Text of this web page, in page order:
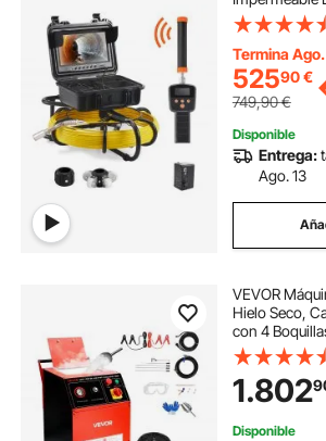
12 LED
Tarjeta SD de
Alcantarillado
en Hogar
Termina
52590€
749,90€
Disponible
Entrega:
Ago. 13
VEVOR
Hielo Seco,
con 4
de Hielo
Aplicaciones
Navales, de
Negro
1.802
Disponible